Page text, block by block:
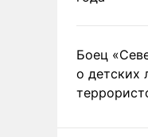
Боец
о детских